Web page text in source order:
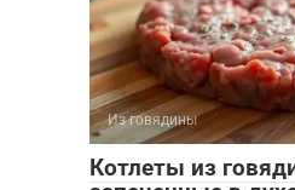
Из говядины
Котлеты из